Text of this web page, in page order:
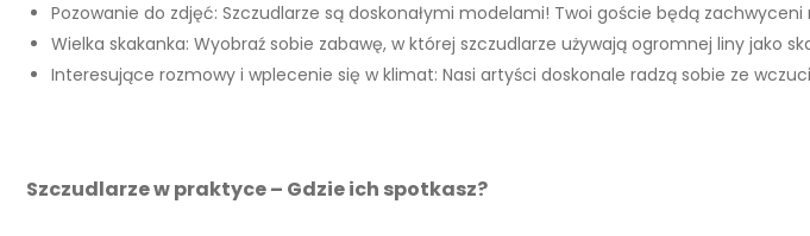
Pozowanie do zdjęć: Szczudlarze są doskonałymi modelami! Twoi goście będą
Wielka skakanka: Wyobraź sobie zabawę, w której szczudlarze używają ogromnej liny jako
Interesujące rozmowy i wplecenie się w klimat: Nasi artyści doskonale radzą sobie ze
Szczudlarze w praktyce – Gdzie ich spotkasz?